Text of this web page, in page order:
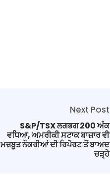
Next Post
S&P/TSX ਲਗਭਗ 200 ਅੰਕ
ਵਧਿਆ, ਅਮਰੀਕੀ ਸਟਾਕ ਬਾਜ਼ਾਰ ਵੀ
ਮਜ਼ਬੂਤ ​​ਨੌਕਰੀਆਂ ਦੀ ਰਿਪੋਰਟ ਤੋਂ ਬਾਅਦ
ਚੜ੍ਹੇ